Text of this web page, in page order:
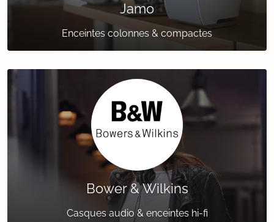
Jamo
Enceintes colonnes & compactes
Bower & Wilkins
Casques audio & enceintes hi-fi